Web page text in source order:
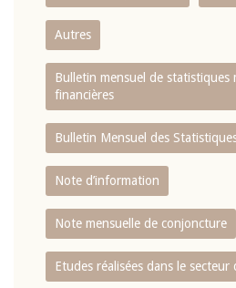
Autres
Bulletin mensuel de statistiques
financières
Bulletin Mensuel des
Note d’information
Note mensuelle de conjoncture
Etudes réalisées dans le secteur